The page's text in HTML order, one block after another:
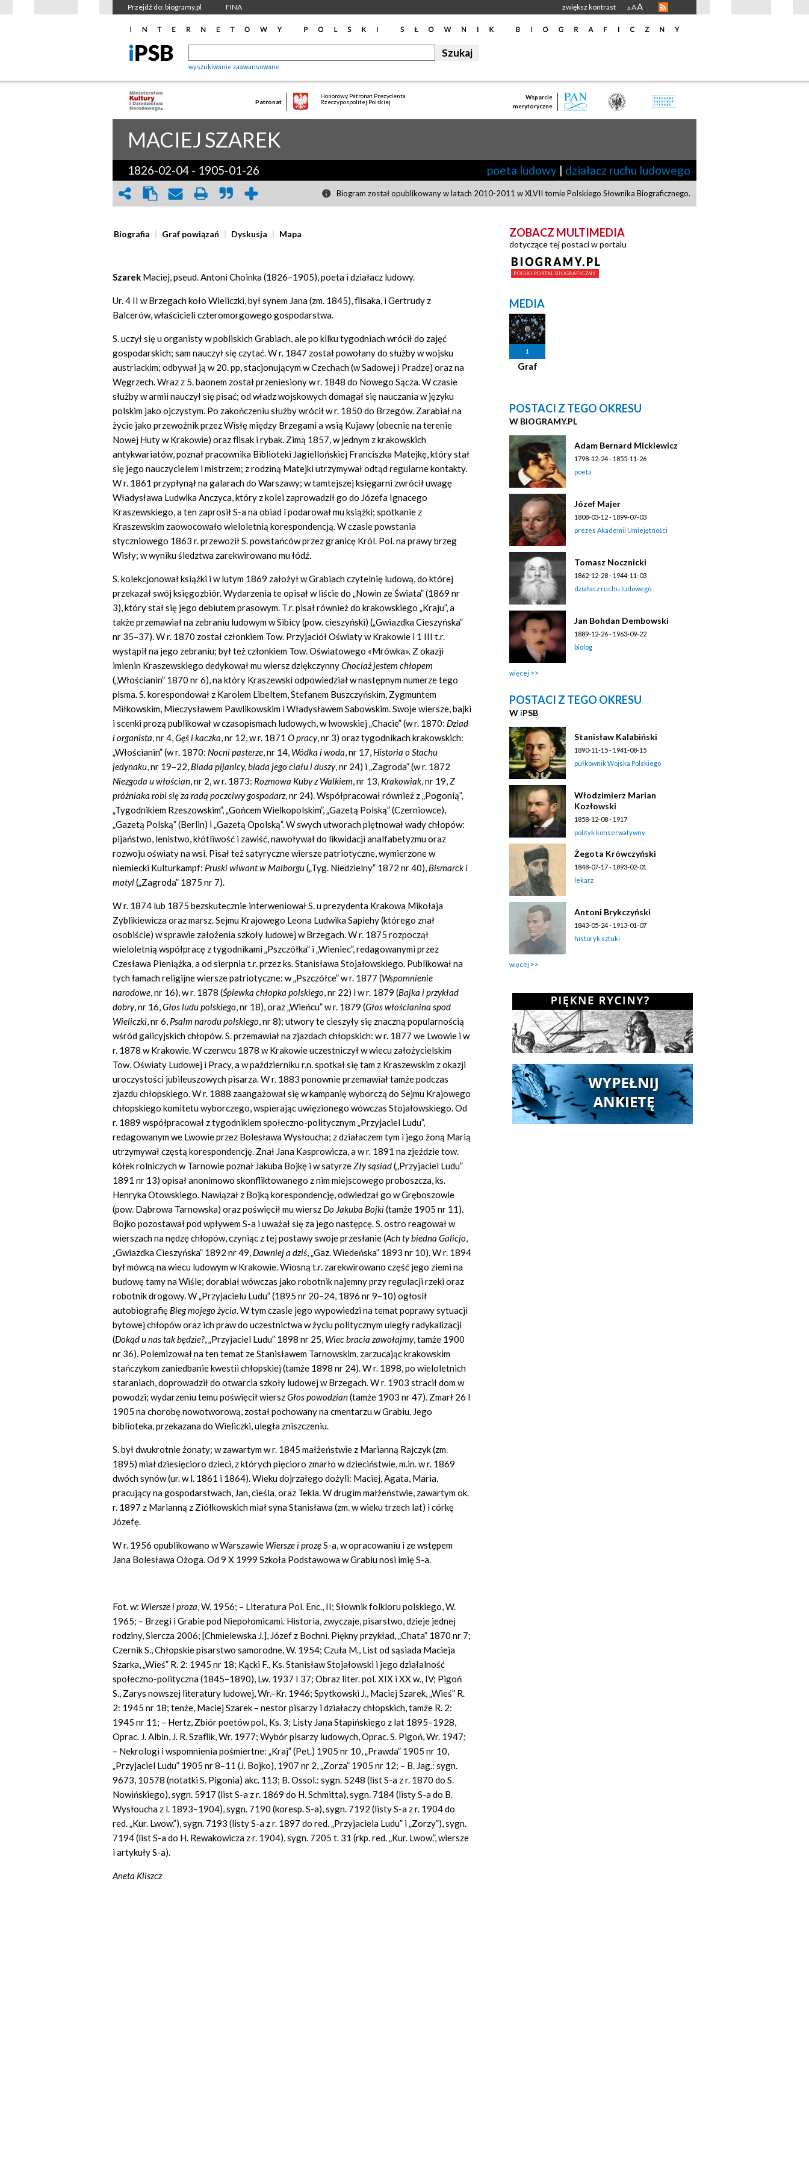
Przejdź do: biogramy.pl FINA zwiększ kontrast A AA
wyszukiwanie zaawansowane
Patronat
Honorowy Patronat Prezydenta
Rzeczypospolitej Polskiej
Wsparcie
merytoryczne
MACIEJ SZAREK
1826-02-04 - 1905-01-26 poeta ludowy | działacz ruchu ludowego
Biogram został opublikowany w latach 2010-2011 w XLVII tomie Polskiego Słownika Biograficznego.
Biografia Graf powiązań Dyskusja Mapa
Szarek Maciej, pseud. Antoni Choinka (1826–1905), poeta i działacz ludowy.
Ur. 4 II w Brzegach koło Wieliczki, był synem Jana (zm. 1845), flisaka, i Gertrudy z
Balcerów, właścicieli czteromorgowego gospodarstwa.
S. uczył się u organisty w pobliskich Grabiach, ale po kilku tygodniach wrócił do zajęć
gospodarskich; sam nauczył się czytać. W r. 1847 został powołany do służby w wojsku
austriackim; odbywał ją w 20. pp, stacjonującym w Czechach (w Sadowej i Pradze) oraz na
Węgrzech. Wraz z 5. baonem został przeniesiony w r. 1848 do Nowego Sącza. W czasie
służby w armii nauczył się pisać; od władz wojskowych domagał się nauczania w języku
polskim jako ojczystym. Po zakończeniu służby wrócił w r. 1850 do Brzegów. Zarabiał na
życie jako przewoźnik przez Wisłę między Brzegami a wsią Kujawy (obecnie na terenie
Nowej Huty w Krakowie) oraz flisak i rybak. Zimą 1857, w jednym z krakowskich
antykwariatów, poznał pracownika Biblioteki Jagiellońskiej Franciszka Matejkę, który stał
się jego nauczycielem i mistrzem; z rodziną Matejki utrzymywał odtąd regularne kontakty.
W r. 1861 przypłynął na galarach do Warszawy; w tamtejszej księgarni zwrócił uwagę
Władysława Ludwika Anczyca, który z kolei zaprowadził go do Józefa Ignacego
Kraszewskiego, a ten zaprosił S-a na obiad i podarował mu książki; spotkanie z
Kraszewskim zaowocowało wieloletnią korespondencją. W czasie powstania
styczniowego 1863 r. przewoził S. powstańców przez granicę Król. Pol. na prawy brzeg
Wisły; w wyniku śledztwa zarekwirowano mu łódź.
S. kolekcjonował książki i w lutym 1869 założył w Grabiach czytelnię ludową, do której
przekazał swój księgozbiór. Wydarzenia te opisał w liście do „Nowin ze Świata” (1869 nr
3), który stał się jego debiutem prasowym. T.r. pisał również do krakowskiego „Kraju”, a
także przemawiał na zebraniu ludowym w Sibicy (pow. cieszyński) („Gwiazdka Cieszyńska”
nr 35–37). W r. 1870 został członkiem Tow. Przyjaciół Oświaty w Krakowie i 1 III t.r.
wystąpił na jego zebraniu; był też członkiem Tow. Oświatowego «Mrówka». Z okazji
imienin Kraszewskiego dedykował mu wiersz dziękczynnyChociażjestem chłopem
(„Włościanin” 1870 nr 6), na który Kraszewski odpowiedział w następnym numerze tego
pisma. S. korespondował z Karolem Libeltem, Stefanem Buszczyńskim, Zygmuntem
Miłkowskim, Mieczysławem Pawlikowskim i Władysławem Sabowskim. Swoje wiersze, bajki
i scenki prozą publikował w czasopismach ludowych, w lwowskiej „Chacie” (w r. 1870: Dziad
i organista, nr 4,Gęśi kaczka, nr 12, w r. 1871 O pracy, nr 3) oraz tygodnikach krakowskich:
„Włościanin” (w r. 1870: Nocni pasterze, nr 14, Wódka i woda, nr 17, Historia o Stachu
jedynaku, nr 19–22, Biada pijanicy, biada jego ciału i duszy, nr 24) i „Zagroda” (w r. 1872
Niezgoda u włościan, nr 2, w r. 1873: Rozmowa Kuby z Walkiem, nr 13, Krakowiak, nr 19,Z
próżniaka robi sięza radą poczciwy gospodarz, nr 24). Współpracował również z „Pogonią”,
„Tygodnikiem Rzeszowskim”, „Gońcem Wielkopolskim”, „Gazetą Polską” (Czerniowce),
„Gazetą Polską” (Berlin) i „Gazetą Opolską”. W swych utworach piętnował wady chłopów:
pijaństwo, lenistwo, kłótliwość i zawiść, nawoływał do likwidacji analfabetyzmu oraz
rozwoju oświaty na wsi. Pisał też satyryczne wiersze patriotyczne, wymierzone w
niemiecki Kulturkampf: Pruski wiwant w Malborgu(„Tyg. Niedzielny” 1872 nr 40), Bismarck i
motyl(„Zagroda” 1875 nr 7).
W r. 1874 lub 1875 bezskutecznie interweniował S. u prezydenta Krakowa Mikołaja
Zyblikiewicza oraz marsz. Sejmu Krajowego Leona Ludwika Sapiehy (którego znał
osobiście) w sprawie założenia szkoły ludowej w Brzegach. W r. 1875 rozpoczął
wieloletnią współpracę z tygodnikami „Pszczółka” i „Wieniec”, redagowanymi przez
Czesława Pieniążka, a od sierpnia t.r. przez ks. Stanisława Stojałowskiego. Publikował na
tych łamach religijne wiersze patriotyczne: w „Pszczółce” w r. 1877 (Wspomnienie
narodowe, nr 16), w r. 1878 (Śpiewka chłopka polskiego, nr 22) i w r. 1879 (Bajka i przykład
dobry, nr 16,Głos ludu polskiego, nr 18), oraz „Wieńcu” w r. 1879 (Głos włościanina spod
Wieliczki, nr 6, Psalm narodu polskiego, nr 8); utwory te cieszyły się znaczną popularnością
wśród galicyjskich chłopów. S. przemawiał na zjazdach chłopskich: w r. 1877 we Lwowie i w
r. 1878 w Krakowie. W czerwcu 1878 w Krakowie uczestniczył w wiecu założycielskim
Tow. Oświaty Ludowej i Pracy, a w październiku r.n. spotkał się tam z Kraszewskim z okazji
uroczystości jubileuszowych pisarza. W r. 1883 ponownie przemawiał tamże podczas
zjazdu chłopskiego. W r. 1888 zaangażował się w kampanię wyborczą do Sejmu Krajowego
chłopskiego komitetu wyborczego, wspierając uwięzionego wówczas Stojałowskiego. Od
r. 1889 współpracował z tygodnikiem społeczno-politycznym „Przyjaciel Ludu”,
redagowanym we Lwowie przez Bolesława Wysłoucha; z działaczem tym i jego żoną Marią
utrzymywał częstą korespondencję. Znał Jana Kasprowicza, a w r. 1891 na zjeździe tow.
kółek rolniczych w Tarnowie poznał Jakuba Bojkę i w satyrzeZły sąsiad(„Przyjaciel Ludu”
1891 nr 13) opisał anonimowo skonfliktowanego z nim miejscowego proboszcza, ks.
Henryka Otowskiego. Nawiązał z Bojką korespondencję, odwiedzał go w Gręboszowie
(pow. Dąbrowa Tarnowska) oraz poświęcił mu wiersz Do Jakuba Bojki(tamże 1905 nr 11).
Bojko pozostawał pod wpływem S-a i uważał się za jego następcę. S. ostro reagował w
wierszach na nędzę chłopów, czyniąc z tej postawy swoje przesłanie (Ach ty biedna Galicjo,
„Gwiazdka Cieszyńska” 1892 nr 49, Dawniej a dziś, „Gaz. Wiedeńska” 1893 nr 10). W r. 1894
był mówcą na wiecu ludowym w Krakowie. Wiosną t.r. zarekwirowano część jego ziemi na
budowę tamy na Wiśle; dorabiał wówczas jako robotnik najemny przy regulacji rzeki oraz
robotnik drogowy. W „Przyjacielu Ludu” (1895 nr 20–24, 1896 nr 9–10) ogłosił
autobiografię Bieg mojegożycia. W tym czasie jego wypowiedzi na temat poprawy sytuacji
bytowej chłopów oraz ich praw do uczestnictwa w życiu politycznym uległy radykalizacji
(Dokąd u nas tak będzie?, „Przyjaciel Ludu” 1898 nr 25, Wiec bracia zawołajmy, tamże 1900
nr 36). Polemizował na ten temat ze Stanisławem Tarnowskim, zarzucając krakowskim
stańczykom zaniedbanie kwestii chłopskiej (tamże 1898 nr 24). W r. 1898, po wieloletnich
staraniach, doprowadził do otwarcia szkoły ludowej w Brzegach. W r. 1903 stracił dom w
powodzi; wydarzeniu temu poświęcił wierszGłos powodzian(tamże 1903 nr 47). Zmarł 26 I
1905 na chorobę nowotworową, został pochowany na cmentarzu w Grabiu. Jego
biblioteka, przekazana do Wieliczki, uległa zniszczeniu.
S. był dwukrotnie żonaty; w zawartym w r. 1845 małżeństwie z Marianną Rajczyk (zm.
1895) miał dziesięcioro dzieci, z których pięcioro zmarło w dzieciństwie, m.in. w r. 1869
dwóch synów (ur. w l. 1861 i 1864). Wieku dojrzałego dożyli: Maciej, Agata, Maria,
pracujący na gospodarstwach, Jan, cieśla, oraz Tekla. W drugim małżeństwie, zawartym ok.
r. 1897 z Marianną z Ziółkowskich miał syna Stanisława (zm. w wieku trzech lat) i córkę
Józefę.
W r. 1956 opublikowano w Warszawie Wiersze i prozęS-a, w opracowaniu i ze wstępem
Jana Bolesława Ożoga. Od 9 X 1999 Szkoła Podstawowa w Grabiu nosi imię S-a.
Fot. w: Wiersze i proza, W. 1956; – Literatura Pol. Enc., II; Słownik folkloru polskiego, W.
1965; – Brzegi i Grabie pod Niepołomicami. Historia, zwyczaje, pisarstwo, dzieje jednej
rodziny, Siercza 2006; [Chmielewska J.], Józef z Bochni. Piękny przykład, „Chata” 1870 nr 7;
Czernik S., Chłopskie pisarstwo samorodne, W. 1954; Czuła M., List od sąsiada Macieja
Szarka, „Wieś” R. 2: 1945 nr 18; Kącki F., Ks. Stanisław Stojałowski i jego działalność
społeczno-polityczna (1845–1890), Lw. 1937 I 37; Obraz liter. pol. XIX i XX w., IV; Pigoń
S., Zarys nowszej literatury ludowej, Wr.–Kr. 1946; Spytkowski J., Maciej Szarek, „Wieś” R.
2: 1945 nr 18; tenże, Maciej Szarek – nestor pisarzy i działaczy chłopskich, tamże R. 2:
1945 nr 11; – Hertz, Zbiór poetów pol., Ks. 3; Listy Jana Stapińskiego z lat 1895–1928,
Oprac. J. Albin, J. R. Szaflik, Wr. 1977; Wybór pisarzy ludowych, Oprac. S. Pigoń, Wr. 1947;
– Nekrologi i wspomnienia pośmiertne: „Kraj” (Pet.) 1905 nr 10, „Prawda” 1905 nr 10,
„Przyjaciel Ludu” 1905 nr 8–11 (J. Bojko), 1907 nr 2, „Zorza” 1905 nr 12; – B. Jag.: sygn.
9673, 10578 (notatki S. Pigonia) akc. 113; B. Ossol.: sygn. 5248 (list S-a z r. 1870 do S.
Nowińskiego), sygn. 5917 (list S-a z r. 1869 do H. Schmitta), sygn. 7184 (listy S-a do B.
Wysłoucha z l. 1893–1904), sygn. 7190 (koresp. S-a), sygn. 7192 (listy S-a z r. 1904 do
red. „Kur. Lwow.”), sygn. 7193 (listy S-a z r. 1897 do red. „Przyjaciela Ludu” i „Zorzy”), sygn.
7194 (list S-a do H. Rewakowicza z r. 1904), sygn. 7205 t. 31 (rkp. red. „Kur. Lwow.”, wiersze
i artykuły S-a).
Aneta Kliszcz
ZOBACZ MULTIMEDIA
dotyczące tej postaci w portalu
MEDIA
1
Graf
POSTACI Z TEGO OKRESU
W BIOGRAMY.PL
Adam Bernard Mickiewicz
1798-12-24 - 1855-11-26
poeta
Józef Majer
1808-03-12 - 1899-07-03
prezes Akademii Umiejętności
Tomasz Nocznicki
1862-12-28 - 1944-11-03
działacz ruchu ludowego
Jan Bohdan Dembowski
1889-12-26 - 1963-09-22
biolog
więcej
POSTACI Z TEGO OKRESU
W iPSB
Stanisław Kalabiński
1890-11-15 - 1941-08-15
pułkownik Wojska Polskiego
Włodzimierz Marian
Kozłowski
1858-12-08 - 1917
polityk konserwatywny
Żegota Krówczyński
1848-07-17 - 1893-02-01
lekarz
Antoni Brykczyński
1843-05-24 - 1913-01-07
historyk sztuki
więcej